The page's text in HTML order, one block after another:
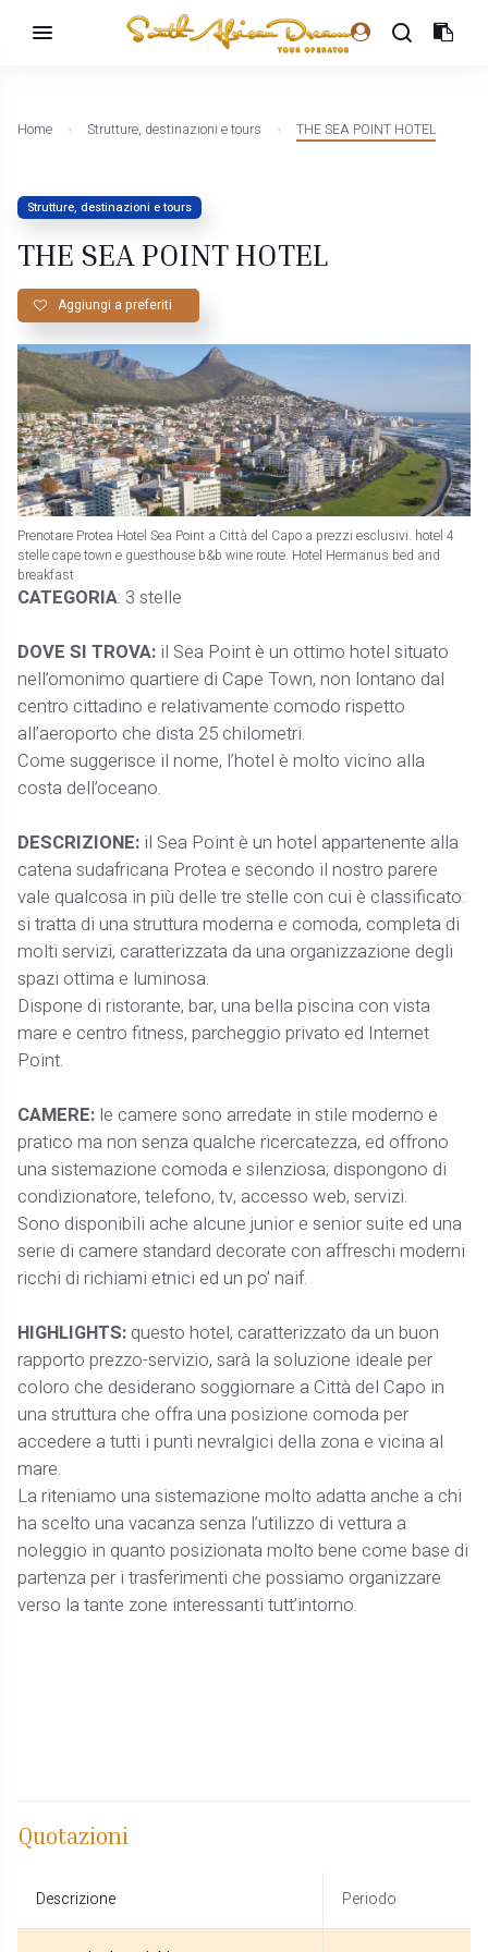
Home Strutture, destinazioni e tours THE SEA POINT HOTEL
Strutture, destinazioni e tours
THE SEA POINT HOTEL
Aggiungi a preferiti
Prenotare Protea Hotel Sea Point a Città del Capo a prezzi esclusivi. hotel 4
stelle cape town e guesthouse b&b wine route. Hotel Hermanus bed and
breakfast
CATEGORIA: 3 stelle
DOVE SI TROVA: il Sea Point è un ottimo hotel situato
nell’omonimo quartiere di Cape Town, non lontano dal
centro cittadino e relativamente comodo rispetto
all’aeroporto che dista 25 chilometri.
Come suggerisce il nome, l’hotel è molto vicino alla
costa dell’oceano.
DESCRIZIONE: il Sea Point è un hotel appartenente alla
catena sudafricana Protea e secondo il nostro parere
vale qualcosa in più delle tre stelle con cui è classificato:
si tratta di una struttura moderna e comoda, completa di
molti servizi, caratterizzata da una organizzazione degli
spazi ottima e luminosa.
Dispone di ristorante, bar, una bella piscina con vista
mare e centro fitness, parcheggio privato ed Internet
Point.
CAMERE: le camere sono arredate in stile moderno e
pratico ma non senza qualche ricercatezza, ed offrono
una sistemazione comoda e silenziosa; dispongono di
condizionatore, telefono, tv, accesso web, servizi.
Sono disponibili ache alcune junior e senior suite ed una
serie di camere standard decorate con affreschi moderni
ricchi di richiami etnici ed un po' naif.
HIGHLIGHTS: questo hotel, caratterizzato da un buon
rapporto prezzo-servizio, sarà la soluzione ideale per
coloro che desiderano soggiornare a Città del Capo in
una struttura che offra una posizione comoda per
accedere a tutti i punti nevralgici della zona e vicina al
mare.
La riteniamo una sistemazione molto adatta anche a chi
ha scelto una vacanza senza l’utilizzo di vettura a
noleggio in quanto posizionata molto bene come base di
partenza per i trasferimenti che possiamo organizzare
verso la tante zone interessanti tutt’intorno.
Quotazioni
Descrizione Periodo